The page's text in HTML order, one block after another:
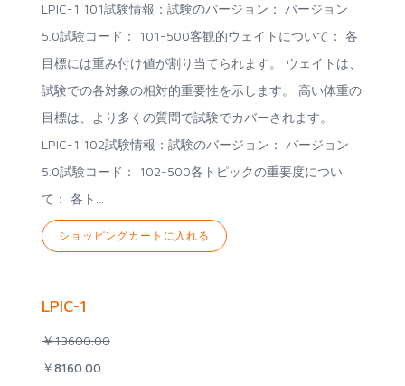
LPIC-1 101試験情報：試験のバージョン： バージョン
5.0試験コード： 101-500客観的ウェイトについて： 各
目標には重み付け値が割り当てられます。 ウェイトは、
試験での各対象の相対的重要性を示します。 高い体重の
目標は、より多くの質問で試験でカバーされます。
LPIC-1 102試験情報：試験のバージョン： バージョン
5.0試験コード： 102-500各トピックの重要度につい
て： 各ト...
ショッピングカートに入れる
LPIC-1
￥13600.00
￥8160.00